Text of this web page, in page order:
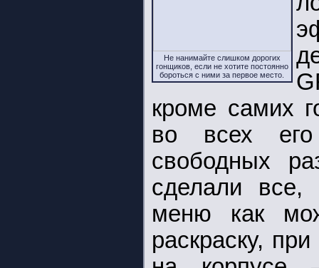
Не нанимайте слишком дорогих
гонщиков, если не хотите постоянно
бороться с ними за первое место.
кроме самих
во всех
свободных
сделали
меню как
раскраску,